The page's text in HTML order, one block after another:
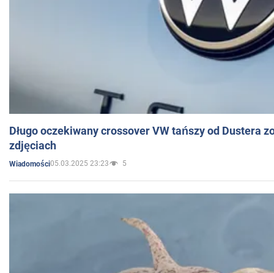
Długo oczekiwany crossover VW tańszy od Dustera
zdjęciach
Wiadomości05.03.2025 23:23 5